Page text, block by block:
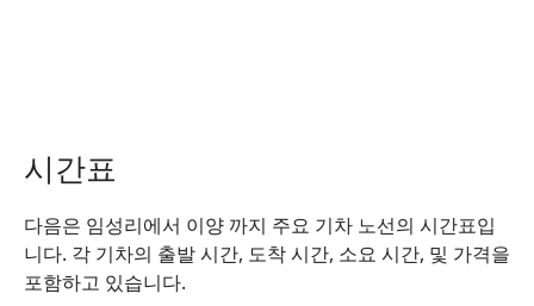
시간표
다음은 임성리에서 이양 까지 주요 기차 노선의 시간표입
니다. 각 기차의 출발 시간, 도착 시간, 소요 시간, 및 가격을
포함하고 있습니다.